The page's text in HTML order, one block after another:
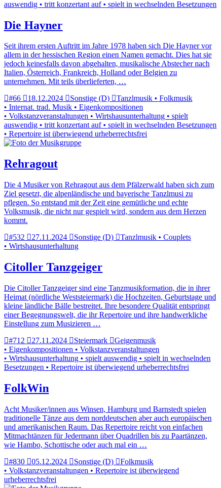
auswendig • tritt konzertant auf • spielt in wechselnden Besetzungen
Die Hayner
Seit ihrem ersten Auftritt im Jahre 1978 haben sich Die Hayner vor
allem in der hessischen Region einen Namen gemacht. Dies hat sie
jedoch keinesfalls davon abgehalten, musikalische Abstecher nach
Italien, Österreich, Frankreich, Holland oder Belgien zu
unternehmen. Mit teils überlieferten, …
#66
18.12.2024 Sonstige (D)
Tanzlmusik • Folkmusik
• Internat. trad. Musik • Eigenkompositionen
• Volkstanzveranstaltungen • Wirtshausunterhaltung • spielt
auswendig • tritt konzertant auf • spielt in wechselnden Besetzungen
• Repertoire ist überwiegend urheberrechtsfrei
Rehragout
Die 4 Musiker von Rehragout aus dem Pfälzerwald haben sich zum
Ziel gesetzt, die alpenländische und bayerische Tanzlmusi zu
pflegen. So entstand mit der Zeit eine gemütliche und echte
Volksmusik, die nicht nur gespielt wird, sondern aus dem Herzen
kommt.
#532
27.11.2024 Sonstige (D)
Tanzlmusik • Couplets
• Wirtshausunterhaltung
Citoller Tanzgeiger
Die Citoller Tanzgeiger sind eine Tanzmusikformation, die in ihrer
Heimat (nördliche Weststeiermark) die Hochzeiten, Geburtstage und
kleine ländliche Bälle bestreitet. Ihre besondere Qualität entspringt
einer Begegnungswelt, die ihr Repertoire und ihre handwerkliche
Einstellung zum Musizieren …
#712
27.11.2024 Steiermark
Geigenmusik
• Eigenkompositionen • Volkstanzveranstaltungen
• Wirtshausunterhaltung • spielt auswendig • spielt in wechselnden
Besetzungen • Repertoire ist überwiegend urheberrechtsfrei
FolkWin
Acht Musiker/innen aus Winsen, Hamburg und Barnstedt spielen
traditionelle Tänze aus dem norddeutschen aber auch europäischen
und amerikanischen Raum. Das Repertoire reicht von einfachen
Mitmachtänzen für Jedermann über Quadrillen bis zu Paartänzen,
wie Hambo, Schottische oder auch mal ein …
#830
05.12.2024 Sonstige (D)
Folkmusik
• Volkstanzveranstaltungen • Repertoire ist überwiegend
urheberrechtsfrei